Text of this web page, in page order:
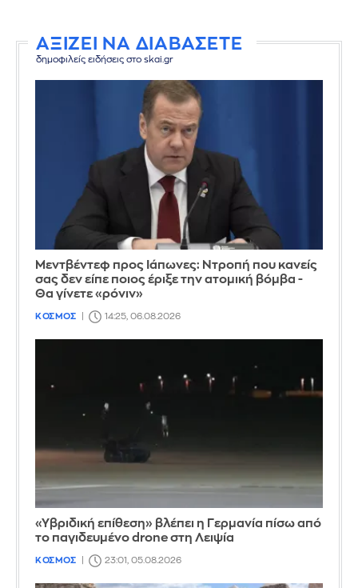
ΑΞΙΖΕΙ ΝΑ ΔΙΑΒΑΣΕΤΕ
δημοφιλείς ειδήσεις στο skai.gr
Μεντβέντεφ προς Ιάπωνες: Ντροπή που κανείς
σας δεν είπε ποιος έριξε την ατομική βόμβα -
Θα γίνετε «ρόνιν»
ΚΟΣΜΟΣ 14:25, 06.08.2026
«Υβριδική επίθεση» βλέπει η Γερμανία πίσω από
το παγιδευμένο drone στη Λειψία
ΚΟΣΜΟΣ 23:01, 05.08.2026